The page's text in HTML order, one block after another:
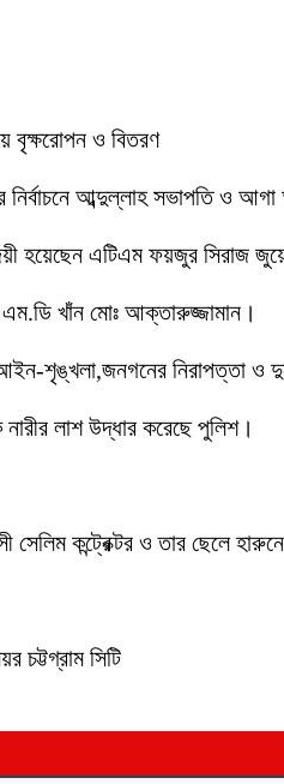
বৃক্ষরোপন ও বিতরণ
আব্দুল্লাহ সভাপতি ও
হয়েছেন এটিএম ফয়জুর সিরাজ
খাঁন মোঃ আক্তারুজ্জামান।
শৃঙ্খলা,জনগনের নিরাপত্তা ও
লাশ উদ্ধার করেছে পুলিশ।
সেলিম কন্ট্রেক্টর ও তার ছেলে
চট্টগ্রাম সিটি